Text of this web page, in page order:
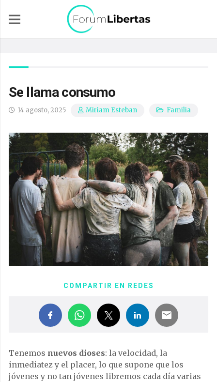
Se llama consumo
14 agosto, 2025 Miriam Esteban Familia
COMPARTIR EN REDES
Tenemos nuevos dioses: la velocidad, la
inmediatez y el placer, lo que supone que los
jóvenes y no tan jóvenes libremos cada día varias